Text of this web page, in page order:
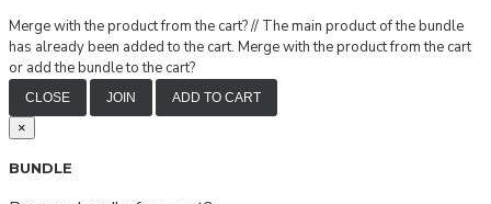
Merge with the product from the cart?// The main product of the bundle
has already been added to the cart. Merge with the product from the cart
or add the bundle to the cart?
CLOSE JOIN ADD TO CART
×
BUNDLE